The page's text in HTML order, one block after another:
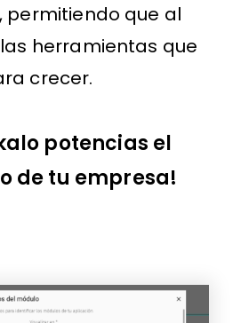
permitiendo que al
herramientas que
crecer.
potencias el
de tu empresa!